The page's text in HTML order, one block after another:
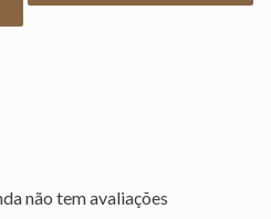
não tem avaliações